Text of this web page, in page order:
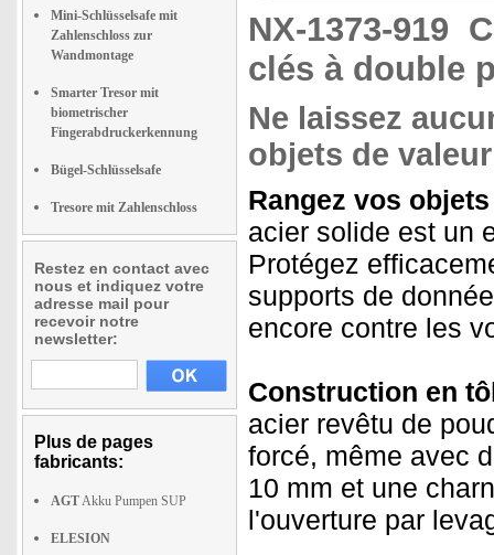
Mini-Schlüsselsafe mit
Zahlenschloss zur
Wandmontage
Smarter Tresor mit
biometrischer
Fingerabdruckerkennung
Bügel-Schlüsselsafe
Tresore mit Zahlenschloss
Restez en contact avec
nous et indiquez votre
adresse mail pour
recevoir notre
newsletter:
Plus de pages
fabricants:
AGTAkku Pumpen SUP
ELESION
NX-1373-919
clés à double
Ne laissez
objets de
Rangez vos
acier solide est un
Protégez
supports de
encore contre les
Construction en
acier revêtu de
forcé, même avec
10 mm et une
l'ouverture par